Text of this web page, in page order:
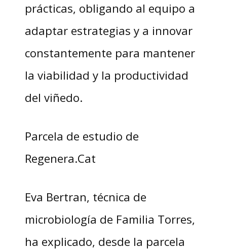
prácticas, obligando al equipo a
adaptar estrategias y a innovar
constantemente para mantener
la viabilidad y la productividad
del viñedo.
Parcela de estudio de
Regenera.Cat
Eva Bertran, técnica de
microbiología de Familia Torres,
ha explicado, desde la parcela